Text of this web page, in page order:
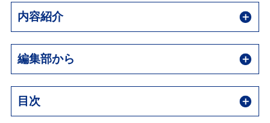
内容紹介
編集部から
目次